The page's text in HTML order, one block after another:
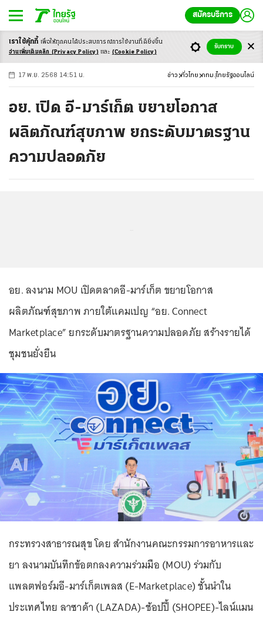
สมัครบริการ
-ก ก ก+
17 พ.ย. 2568 14:51 น. ข่าว ทั่วไทย กทม. ไทยรัฐออนไลน์
อย. เปิด อี-มาร์เก็ต ขยายโอกาส
ผลิตภัณฑ์สุขภาพ ยกระดับมาตรฐาน
ความปลอดภัย
อย. ลงนาม MOU เปิดตลาดอี-มาร์เก็ต ขยายโอกาส
ผลิตภัณฑ์สุขภาพ ภายใต้แคมเปญ “อย. Connect
Marketplace” ยกระดับมาตรฐานความปลอดภัย สร้างรายได้
ชุมชนยั่งยืน
กระทรวงสาธารณสุข โดย สำนักงานคณะกรรมการอาหารและ
ยา ลงนามบันทึกข้อตกลงความร่วมมือ (MOU) ร่วมกับ
แพลตฟอร์มอี-มาร์เก็ตเพลส (E-Marketplace) ชั้นนำใน
ประเทศไทย ลาซาด้า (LAZADA)-ช้อปปี้ (SHOPEE)-ไลน์แมน
เราใช้คุ้กกี้ เพื่อให้ทุกคนได้ประสบการณ์การใช้งานที่ดียิ่งขึ้น
อ่านเพิ่มเติมคลิก (Privacy Policy) และ (Cookie Policy)
รับทราบ